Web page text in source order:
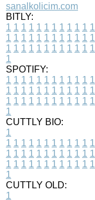
sanalkolicim.com
BITLY:
1 1 1 1 1 1 1 1 1 1 1 1
1 1 1 1 1 1 1 1 1 1 1 1
1 1 1 1 1 1 1 1 1 1 1 1
1
SPOTIFY:
1 1 1 1 1 1 1 1 1 1 1 1
1 1 1 1 1 1 1 1 1 1 1 1
1 1 1 1 1 1 1 1 1 1 1 1
1
CUTTLY BIO:
1
1 1 1 1 1 1 1 1 1 1 1 1
1 1 1 1 1 1 1 1 1 1 1 1
1 1 1 1 1 1 1 1 1 1 1 1
1
CUTTLY OLD:
1